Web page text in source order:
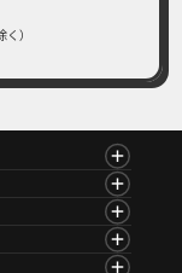
は不安定な展開に」
）